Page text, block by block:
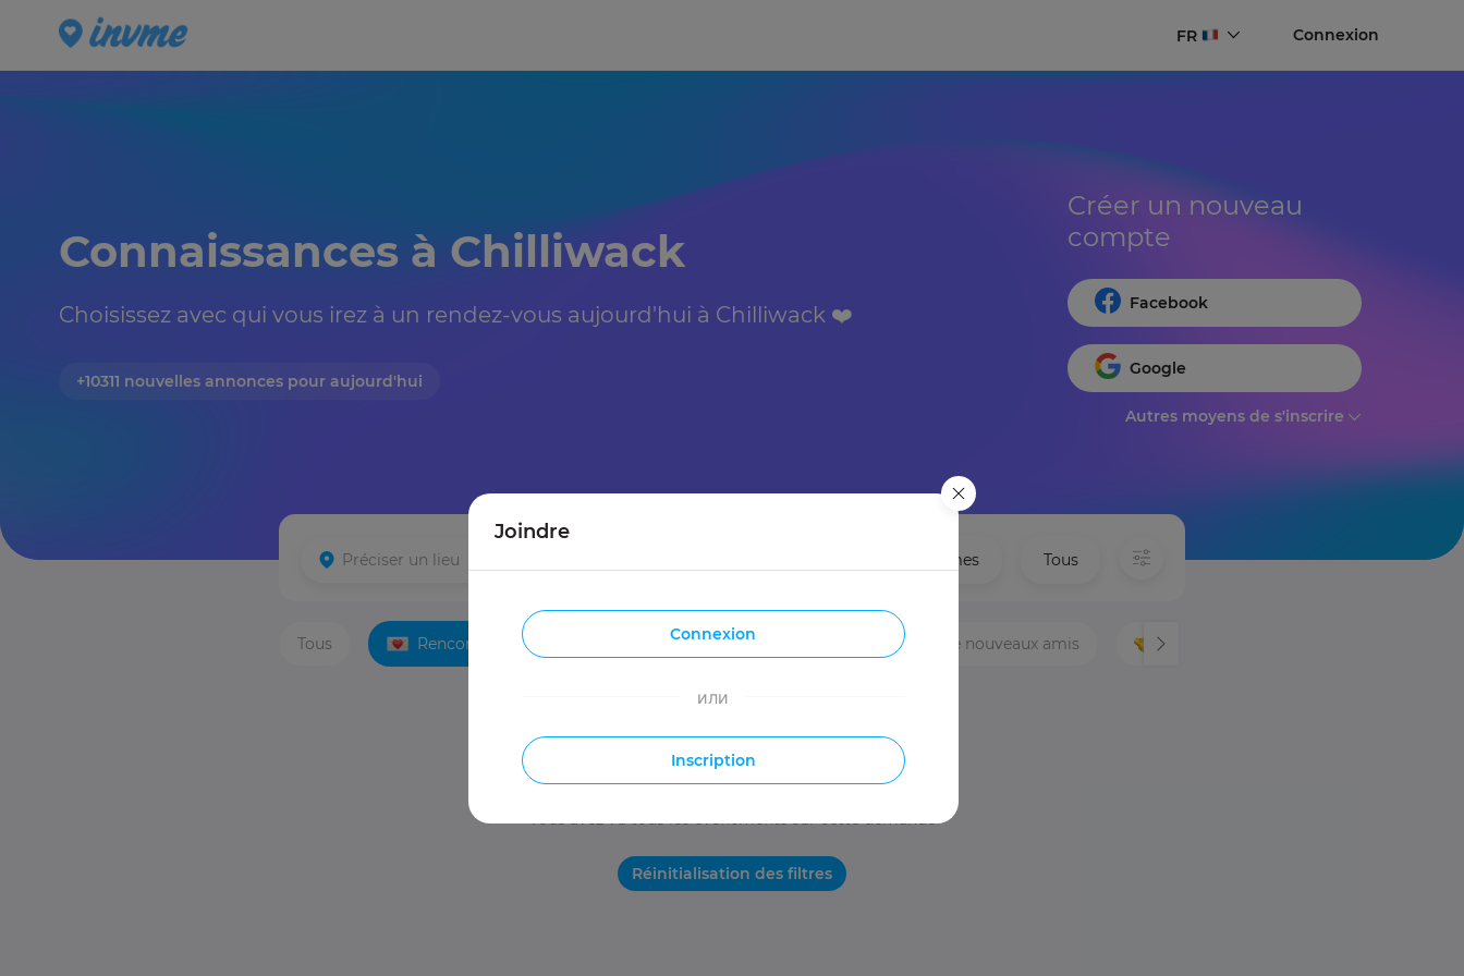
FR Connexion
Connaissances à Chilliwack
Choisissez avec qui vous irez à un rendez-vous aujourd'hui à Chilliwack ❤️️️️
+10311 nouvelles annonces pour aujourd'hui
Créer un nouveau
compte
Facebook
Google
Autres moyens de s'inscrire
Hommes Tous
Tous Rencontres Voyages Se faire de nouveaux amis
Réinitialisation des filtres
Joindre
Connexion
или
Inscription